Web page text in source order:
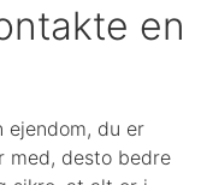
en
ejendom, du er
med, desto bedre